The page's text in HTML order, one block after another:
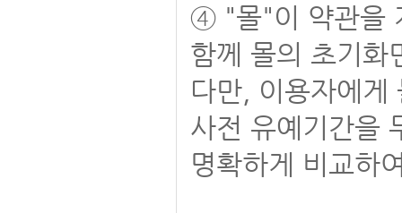
④ "몰"이 약관을
함께 몰의 초기화
다만, 이용자에
사전 유예기간을
명확하게 비교하